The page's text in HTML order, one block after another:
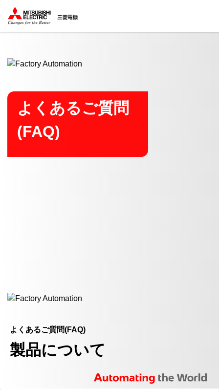
ここから本文
よくあるご質問
(FAQ)
よくあるご質問(FAQ)
製品について